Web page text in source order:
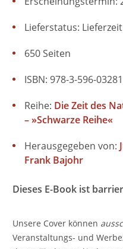
Lieferstatus:
ISBN: 978-3-596-
650 Seiten
Reihe: Die Zeit des
– »Schwarze Reihe«
Herausgegeben von:
Frank Bajohr
Dieses E-Book ist
Unsere Cover können
Veranstaltungs- und